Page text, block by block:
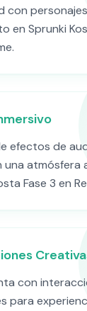
con
en Sprunki
efectos de
una atmósfera
Fase 3 en
con
para